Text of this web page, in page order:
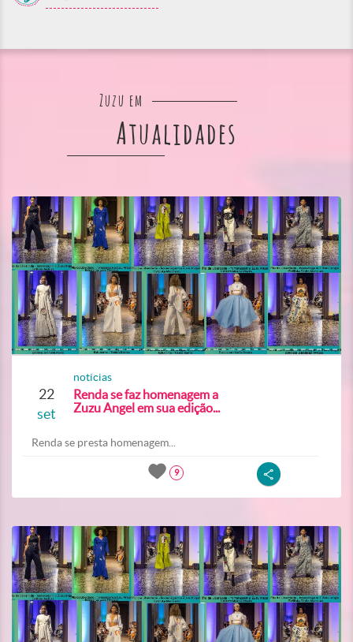
Zuzu em
Atualidades
22
set
noticias
Renda se faz homenagem a
Zuzu Angel em sua edição...
Renda se presta homenagem...
9